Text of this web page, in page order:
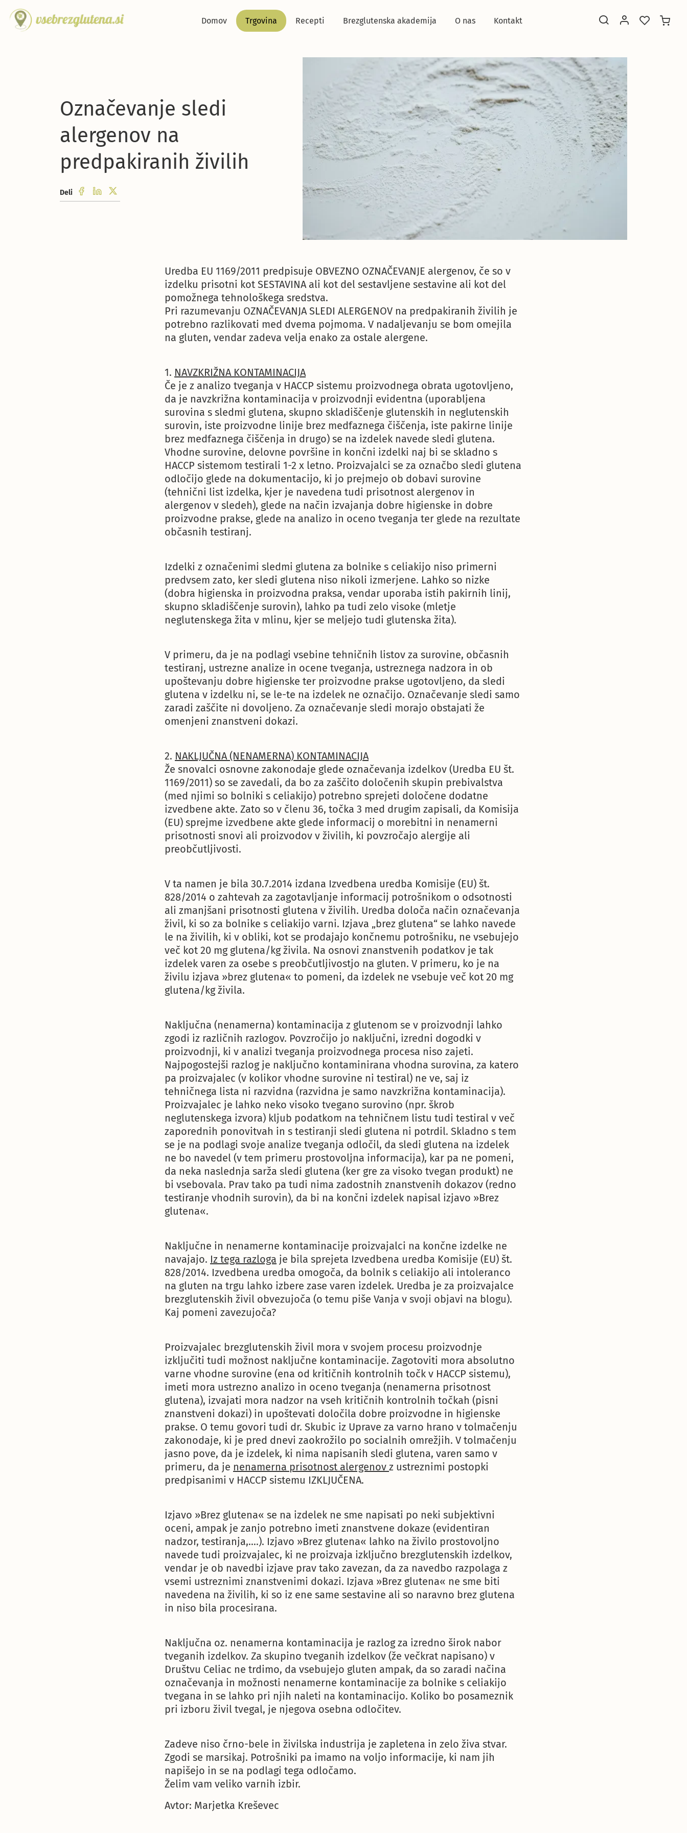
Domov
Trgovina Recepti Brezglutenska akademija O nas Kontakt
Označevanje sledi
alergenov na
predpakiranih živilih
Deli
Uredba EU 1169/2011 predpisuje OBVEZNO OZNAČEVANJE alergenov, če so v
izdelku prisotni kot SESTAVINA ali kot del sestavljene sestavine ali kot del
pomožnega tehnološkega sredstva.
Pri razumevanju OZNAČEVANJA SLEDI ALERGENOV na predpakiranih živilih je
potrebno razlikovati med dvema pojmoma. V nadaljevanju se bom omejila
na gluten, vendar zadeva velja enako za ostale alergene.
1. NAVZKRIŽNA KONTAMINACIJA
Če je z analizo tveganja v HACCP sistemu proizvodnega obrata ugotovljeno,
da je navzkrižna kontaminacija v proizvodnji evidentna (uporabljena
surovina s sledmi glutena, skupno skladiščenje glutenskih in neglutenskih
surovin, iste proizvodne linije brez medfaznega čiščenja, iste pakirne linije
brez medfaznega čiščenja in drugo) se na izdelek navede sledi glutena.
Vhodne surovine, delovne površine in končni izdelki naj bi se skladno s
HACCP sistemom testirali 1-2 x letno. Proizvajalci se za označbo sledi glutena
odločijo glede na dokumentacijo, ki jo prejmejo ob dobavi surovine
(tehnični list izdelka, kjer je navedena tudi prisotnost alergenov in
alergenov v sledeh), glede na način izvajanja dobre higienske in dobre
proizvodne prakse, glede na analizo in oceno tveganja ter glede na rezultate
občasnih testiranj.
Izdelki z označenimi sledmi glutena za bolnike s celiakijo niso primerni
predvsem zato, ker sledi glutena niso nikoli izmerjene. Lahko so nizke
(dobra higienska in proizvodna praksa, vendar uporaba istih pakirnih linij,
skupno skladiščenje surovin), lahko pa tudi zelo visoke (mletje
neglutenskega žita v mlinu, kjer se meljejo tudi glutenska žita).
V primeru, da je na podlagi vsebine tehničnih listov za surovine, občasnih
testiranj, ustrezne analize in ocene tveganja, ustreznega nadzora in ob
upoštevanju dobre higienske ter proizvodne prakse ugotovljeno, da sledi
glutena v izdelku ni, se le-te na izdelek ne označijo. Označevanje sledi samo
zaradi zaščite ni dovoljeno. Za označevanje sledi morajo obstajati že
omenjeni znanstveni dokazi.
2. NAKLJUČNA (NENAMERNA) KONTAMINACIJA
Že snovalci osnovne zakonodaje glede označevanja izdelkov (Uredba EU št.
1169/2011) so se zavedali, da bo za zaščito določenih skupin prebivalstva
(med njimi so bolniki s celiakijo) potrebno sprejeti določene dodatne
izvedbene akte. Zato so v členu 36, točka 3 med drugim zapisali, da Komisija
(EU) sprejme izvedbene akte glede informacij o morebitni in nenamerni
prisotnosti snovi ali proizvodov v živilih, ki povzročajo alergije ali
preobčutljivosti.
V ta namen je bila 30.7.2014 izdana Izvedbena uredba Komisije (EU) št.
828/2014 o zahtevah za zagotavljanje informacij potrošnikom o odsotnosti
ali zmanjšani prisotnosti glutena v živilih. Uredba določa način označevanja
živil, ki so za bolnike s celiakijo varni. Izjava „brez glutena“ se lahko navede
le na živilih, ki v obliki, kot se prodajajo končnemu potrošniku, ne vsebujejo
več kot 20 mg glutena/kg živila. Na osnovi znanstvenih podatkov je tak
izdelek varen za osebe s preobčutljivostjo na gluten. V primeru, ko je na
živilu izjava »brez glutena« to pomeni, da izdelek ne vsebuje več kot 20 mg
glutena/kg živila.
Naključna (nenamerna) kontaminacija z glutenom se v proizvodnji lahko
zgodi iz različnih razlogov. Povzročijo jo naključni, izredni dogodki v
proizvodnji, ki v analizi tveganja proizvodnega procesa niso zajeti.
Najpogostejši razlog je naključno kontaminirana vhodna surovina, za katero
pa proizvajalec (v kolikor vhodne surovine ni testiral) ne ve, saj iz
tehničnega lista ni razvidna (razvidna je samo navzkrižna kontaminacija).
Proizvajalec je lahko neko visoko tvegano surovino (npr. škrob
neglutenskega izvora) kljub podatkom na tehničnem listu tudi testiral v več
zaporednih ponovitvah in s testiranji sledi glutena ni potrdil. Skladno s tem
se je na podlagi svoje analize tveganja odločil, da sledi glutena na izdelek
ne bo navedel (v tem primeru prostovoljna informacija), kar pa ne pomeni,
da neka naslednja sarža sledi glutena (ker gre za visoko tvegan produkt) ne
bi vsebovala. Prav tako pa tudi nima zadostnih znanstvenih dokazov (redno
testiranje vhodnih surovin), da bi na končni izdelek napisal izjavo »Brez
glutena«.
Naključne in nenamerne kontaminacije proizvajalci na končne izdelke ne
navajajo. Iz tega razloga je bila sprejeta Izvedbena uredba Komisije (EU) št.
828/2014. Izvedbena uredba omogoča, da bolnik s celiakijo ali intoleranco
na gluten na trgu lahko izbere zase varen izdelek. Uredba je za proizvajalce
brezglutenskih živil obvezujoča (o temu piše Vanja v svoji objavi na blogu).
Kaj pomeni zavezujoča?
Proizvajalec brezglutenskih živil mora v svojem procesu proizvodnje
izključiti tudi možnost naključne kontaminacije. Zagotoviti mora absolutno
varne vhodne surovine (ena od kritičnih kontrolnih točk v HACCP sistemu),
imeti mora ustrezno analizo in oceno tveganja (nenamerna prisotnost
glutena), izvajati mora nadzor na vseh kritičnih kontrolnih točkah (pisni
znanstveni dokazi) in upoštevati določila dobre proizvodne in higienske
prakse. O temu govori tudi dr. Skubic iz Uprave za varno hrano v tolmačenju
zakonodaje, ki je pred dnevi zaokrožilo po socialnih omrežjih. V tolmačenju
jasno pove, da je izdelek, ki nima napisanih sledi glutena, varen samo v
primeru, da je nenamerna prisotnost alergenov z ustreznimi postopki
predpisanimi v HACCP sistemu IZKLJUČENA.
Izjavo »Brez glutena« se na izdelek ne sme napisati po neki subjektivni
oceni, ampak je zanjo potrebno imeti znanstvene dokaze (evidentiran
nadzor, testiranja,….). Izjavo »Brez glutena« lahko na živilo prostovoljno
navede tudi proizvajalec, ki ne proizvaja izključno brezglutenskih izdelkov,
vendar je ob navedbi izjave prav tako zavezan, da za navedbo razpolaga z
vsemi ustreznimi znanstvenimi dokazi. Izjava »Brez glutena« ne sme biti
navedena na živilih, ki so iz ene same sestavine ali so naravno brez glutena
in niso bila procesirana.
Naključna oz. nenamerna kontaminacija je razlog za izredno širok nabor
tveganih izdelkov. Za skupino tveganih izdelkov (že večkrat napisano) v
Društvu Celiac ne trdimo, da vsebujejo gluten ampak, da so zaradi načina
označevanja in možnosti nenamerne kontaminacije za bolnike s celiakijo
tvegana in se lahko pri njih naleti na kontaminacijo. Koliko bo posameznik
pri izboru živil tvegal, je njegova osebna odločitev.
Zadeve niso črno-bele in živilska industrija je zapletena in zelo živa stvar.
Zgodi se marsikaj. Potrošniki pa imamo na voljo informacije, ki nam jih
napišejo in se na podlagi tega odločamo.
Želim vam veliko varnih izbir.
Avtor: Marjetka Kreševec